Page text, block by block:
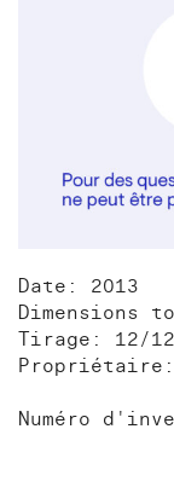
Date: 2013
Dimensions
Tirage: 12/12
Numéro